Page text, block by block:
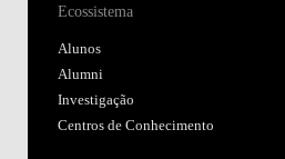
Ecossistema
Alunos
Alumni
Investigação
Centros de Conhecimento